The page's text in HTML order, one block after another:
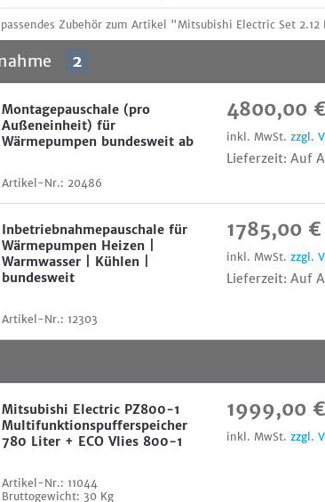
Zubehör zum Artikel "Mitsubishi Electric Set
2
Montagepauschale (pro
Außeneinheit) für
Wärmepumpen bundesweit ab
Artikel-Nr.: 20486
4800,00
inkl. MwSt.zzgl.
Lieferzeit: Auf
Inbetriebnahmepauschale für
Wärmepumpen Heizen |
Warmwasser | Kühlen |
bundesweit
Artikel-Nr.: 12303
1785,00
inkl. MwSt.zzgl.
Lieferzeit: Auf
Mitsubishi Electric PZ800-1
Multifunktionspufferspeicher
780 Liter + ECO Vlies 800-1
Artikel-Nr.: 11044
Bruttogewicht: 30 Kg
1999,00
inkl. MwSt.zzgl.